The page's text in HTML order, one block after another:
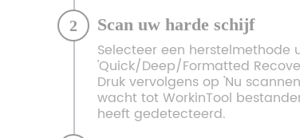
2 Scan uw harde schijf
Selecteer een herstelmethode
'Quick/Deep/Formatted
Druk vervolgens op 'Nu
wacht tot WorkinTool
heeft gedetecteerd.